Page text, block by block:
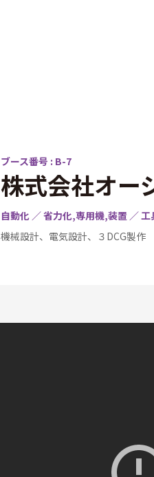
ブース番号 : B-7
株式会社オー
自動化 ／ 省力化,専用機,装置 ／
機械設計、電気設計、３DCG製作